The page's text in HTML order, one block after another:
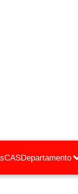
CASDepartamento